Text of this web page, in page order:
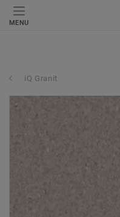
MENU
iQ Granit